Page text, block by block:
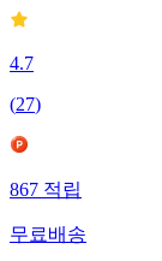
4.7
(27)
867적립
무료배송